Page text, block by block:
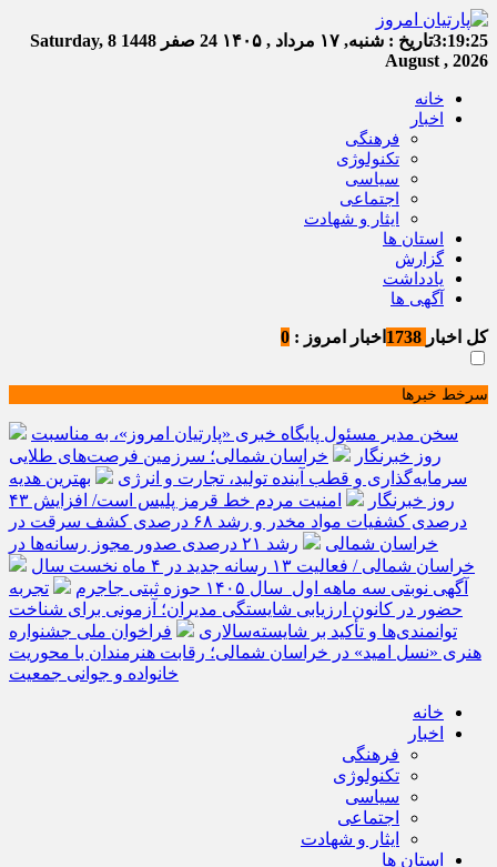
3:19:26تاریخ : شنبه, ۱۷ مرداد , ۱۴۰۵ 24 صفر 1448
Saturday, 8
August , 2026
خانه
اخبار
فرهنگی
تکنولوژی
سیاسی
اجتماعی
ایثار و شهادت
استان ها
گزارش
یادداشت
آگهی ها
کل اخبار اخبار امروز : 0
سرخط خبرها
سخن مدیر مسئول پایگاه خبری «پارتیان امروز»، به مناسبت
روز خبرنگار
خراسان شمالی؛ سرزمین فرصت‌های طلایی
سرمایه‌گذاری و قطب آینده تولید، تجارت و انرژی
بهترین هدیه
روز خبرنگار
امنیت مردم خط قرمز پلیس است/ افزایش ۴۳
درصدی کشفیات مواد مخدر و رشد ۶۸ درصدی کشف سرقت در
خراسان شمالی
رشد ۲۱ درصدی صدور مجوز رسانه‌ها در
خراسان شمالی / فعالیت ۱۳ رسانه جدید در ۴ ماه نخست سال
آگهی نوبتی سه ماهه اول سال ۱۴۰۵ حوزه ثبتی جاجرم
تجربه
حضور در کانون ارزیابی شایستگی مدیران؛ آزمونی برای شناخت
توانمندی‌ها و تأکید بر شایسته‌سالاری
فراخوان ملی جشنواره
هنری «نسل امید» در خراسان شمالی؛ رقابت هنرمندان با محوریت
خانواده و جوانی جمعیت
خانه
اخبار
فرهنگی
تکنولوژی
سیاسی
اجتماعی
ایثار و شهادت
استان ها